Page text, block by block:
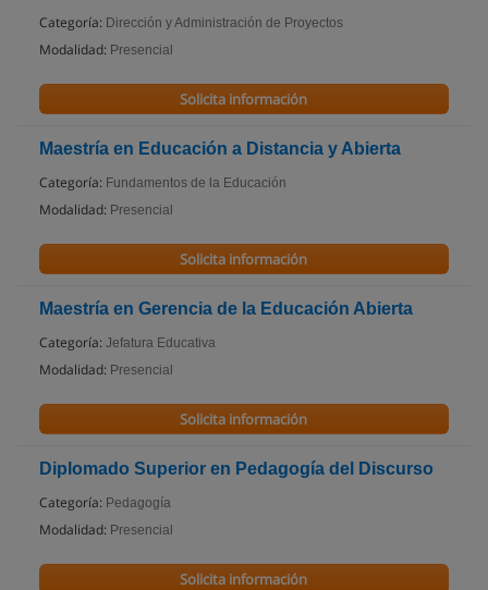
Categoría: Dirección y Administración de Proyectos
Modalidad: Presencial
Solicita información
Maestría en Educación a Distancia y Abierta
Categoría: Fundamentos de la Educación
Modalidad: Presencial
Solicita información
Maestría en Gerencia de la Educación Abierta
Categoría: Jefatura Educativa
Modalidad: Presencial
Solicita información
Diplomado Superior en Pedagogía del Discurso
Categoría: Pedagogía
Modalidad: Presencial
Solicita información